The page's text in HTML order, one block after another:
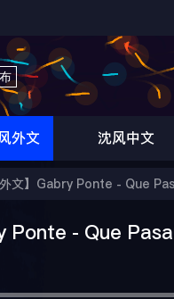
外文 沈风中文
外文】Gabry Ponte - Que
Ponte - Que